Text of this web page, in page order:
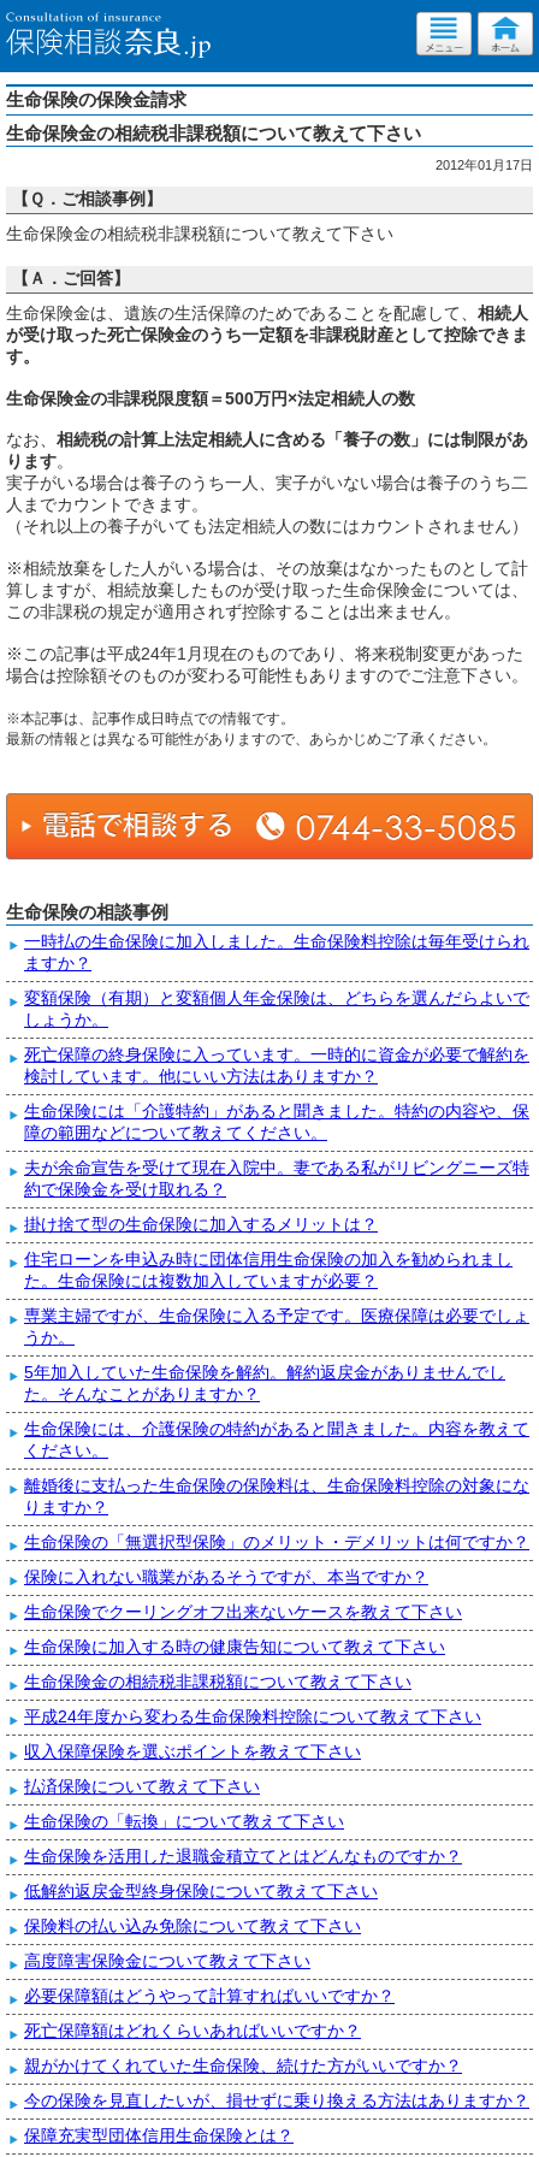
生命保険の保険金請求
生命保険金の相続税非課税額について教えて下さい
2012年01月17日
【Ｑ．ご相談事例】
生命保険金の相続税非課税額について教えて下さい
【Ａ．ご回答】
生命保険金は、遺族の生活保障のためであることを配慮して、 相続人
が受け取った死亡保険金のうち一定額を非課税財産として控除できま
す。
生命保険金の非課税限度額＝500万円×法定相続人の数
なお、 相続税の計算上法定相続人に含める「養子の数」には制限があ
ります。
実子がいる場合は養子のうち一人、実子がいない場合は養子のうち二
人までカウントできます。
（それ以上の養子がいても法定相続人の数にはカウントされません）
※相続放棄をした人がいる場合は、その放棄はなかったものとして計
算しますが、相続放棄したものが受け取った生命保険金については、
この非課税の規定が適用されず控除することは出来ません。
※この記事は平成24年1月現在のものであり、将来税制変更があった
場合は控除額そのものが変わる可能性もありますのでご注意下さい。
※本記事は、記事作成日時点での情報です。
最新の情報とは異なる可能性がありますので、あらかじめご了承ください。
生命保険の相談事例
一時払の生命保険に加入しました。生命保険料控除は毎年受けられ
ますか？
変額保険（有期）と変額個人年金保険は、どちらを選んだらよいで
しょうか。
死亡保障の終身保険に入っています。一時的に資金が必要で解約を
検討しています。他にいい方法はありますか？
生命保険には「介護特約」があると聞きました。特約の内容や、保
障の範囲などについて教えてください。
夫が余命宣告を受けて現在入院中。妻である私がリビングニーズ特
約で保険金を受け取れる？
掛け捨て型の生命保険に加入するメリットは？
住宅ローンを申込み時に団体信用生命保険の加入を勧められまし
た。生命保険には複数加入していますが必要？
専業主婦ですが、生命保険に入る予定です。医療保障は必要でしょ
うか。
5年加入していた生命保険を解約。解約返戻金がありませんでし
た。そんなことがありますか？
生命保険には、介護保険の特約があると聞きました。内容を教えて
ください。
離婚後に支払った生命保険の保険料は、生命保険料控除の対象にな
りますか？
生命保険の「無選択型保険」のメリット・デメリットは何ですか？
保険に入れない職業があるそうですが、本当ですか？
生命保険でクーリングオフ出来ないケースを教えて下さい
生命保険に加入する時の健康告知について教えて下さい
生命保険金の相続税非課税額について教えて下さい
平成24年度から変わる生命保険料控除について教えて下さい
収入保障保険を選ぶポイントを教えて下さい
払済保険について教えて下さい
生命保険の「転換」について教えて下さい
生命保険を活用した退職金積立てとはどんなものですか？
低解約返戻金型終身保険について教えて下さい
保険料の払い込み免除について教えて下さい
高度障害保険金について教えて下さい
必要保障額はどうやって計算すればいいですか？
死亡保障額はどれくらいあればいいですか？
親がかけてくれていた生命保険、続けた方がいいですか？
今の保険を見直したいが、損せずに乗り換える方法はありますか？
保障充実型団体信用生命保険とは？